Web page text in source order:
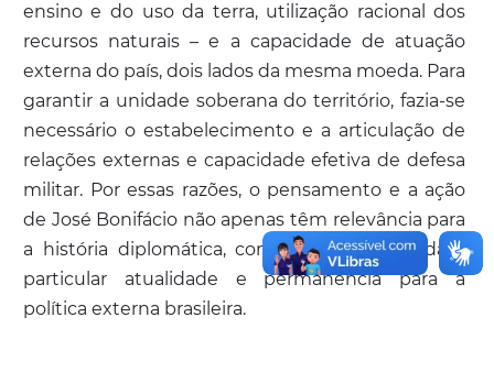
ensino e do uso da terra, utilização racional dos
recursos naturais – e a capacidade de atuação
externa do país, dois lados da mesma moeda. Para
garantir a unidade soberana do território, fazia-se
necessário o estabelecimento e a articulação de
relações externas e capacidade efetiva de defesa
militar. Por essas razões, o pensamento e a ação
de José Bonifácio não apenas têm relevância para
a história diplomática, como também guardam
particular atualidade e permanência para a
política externa brasileira.